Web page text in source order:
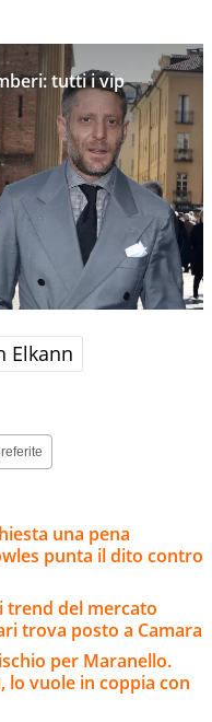
tutti i vip
Elkann
una pena
punta il dito contro
trend del mercato
trova posto a Camara
per Maranello.
lo vuole in coppia con